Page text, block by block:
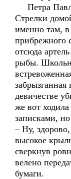
Петра
Стрелки
именно там, в
прибрежного
отсюда
рыбы.
девичестве
же вот
записками,
– Ну,
высокое
сверкнув
велено
бумаги.